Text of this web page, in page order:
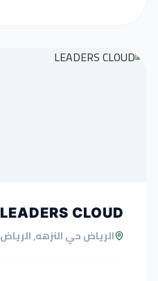
LEADERS CLOUD
الرياض حي النزهه, الرياض